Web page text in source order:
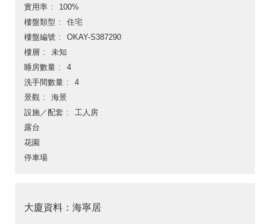
實用率
100%
樓盤類型
住宅
樓盤編號
OKAY-S387290
樓層
未知
睡房數量
4
洗手間數量
4
景觀
海景
設施／配套
工人房
露台
花園
停車場
大廈資料：海寧居